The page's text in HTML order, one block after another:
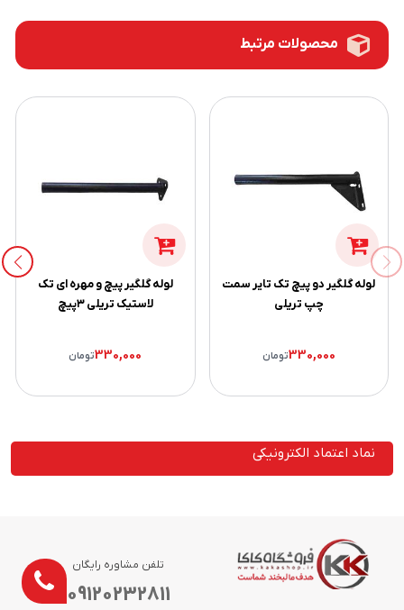
محصولات مرتبط
لوله گلگیر دو پیچ تک تایر سمت
چپ تریلی
330,000تومان
لوله گلگیر پیچ و مهره ای تک
لاستیک تریلی ۳پیچ
330,000تومان
نماد اعتماد الکترونیکی
تلفن مشاوره رایگان
09120232811